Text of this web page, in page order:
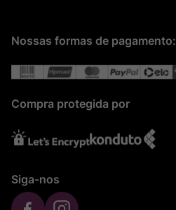
Nossas formas de pagamento:
Compra protegida por
Siga-nos